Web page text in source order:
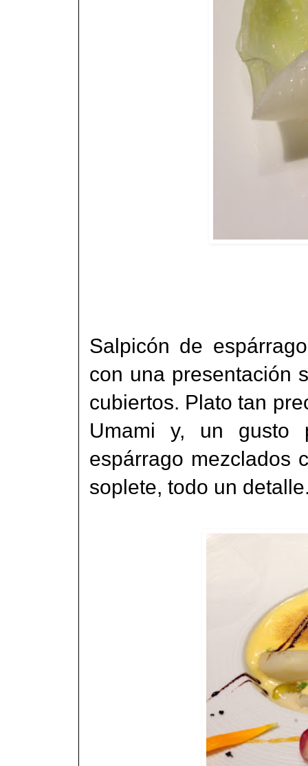
Salpicón de
con una presentación
cubiertos. Plato tan
Umami y, un gusto
espárrago mezclados
soplete, todo un